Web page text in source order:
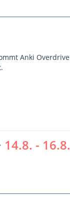
Anki
14.8. - 16.8.